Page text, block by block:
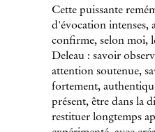
Cette puissante
d'évocation intenses,
confirme, selon moi,
Deleau : savoir
attention soutenue,
fortement,
présent, être dans la
restituer longtemps